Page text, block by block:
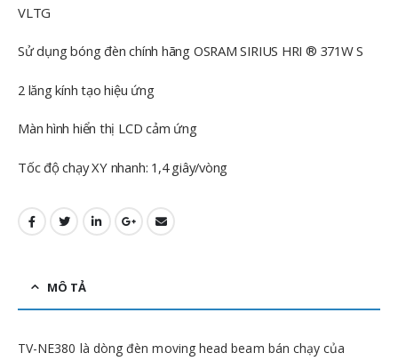
VLTG
Sử dụng bóng đèn chính hãng OSRAM SIRIUS HRI ® 371W S
2 lăng kính tạo hiệu ứng
Màn hình hiển thị LCD cảm ứng
Tốc độ chạy XY nhanh: 1,4 giây/vòng
MÔ TẢ
TV-NE380 là dòng đèn moving head beam bán chạy của